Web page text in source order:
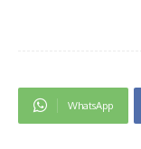
WhatsApp